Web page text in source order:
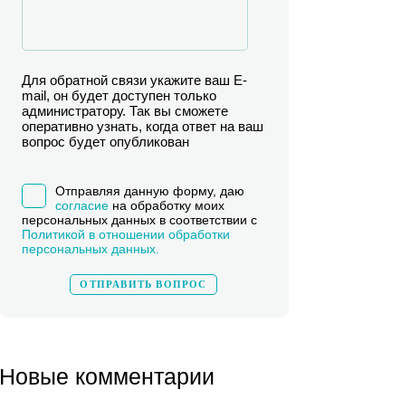
Для обратной связи укажите ваш E-
mail, он будет доступен только
администратору. Так вы сможете
оперативно узнать, когда ответ на ваш
вопрос будет опубликован
Отправляя данную форму, даю
согласиена обработку моих
персональных данных в соответствии с
Политикой в отношении обработки
персональных данных.
Новые комментарии